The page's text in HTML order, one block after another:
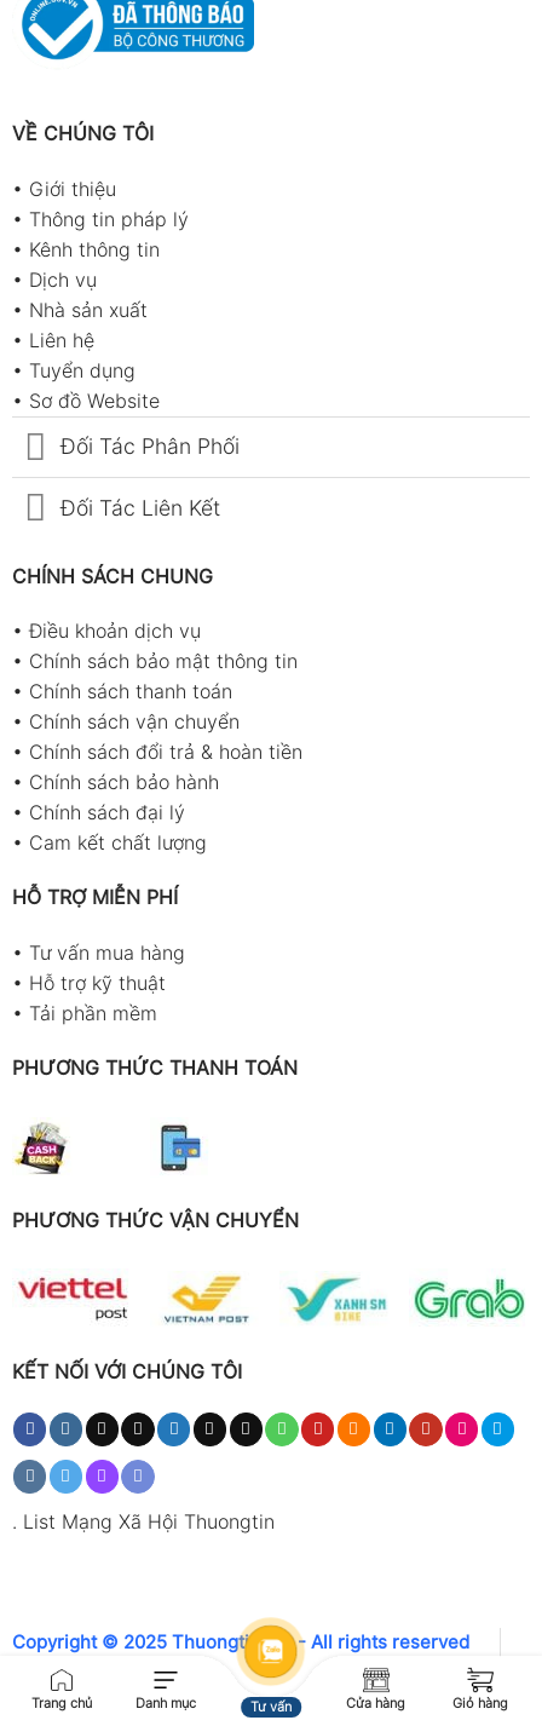
VỀ CHÚNG TÔI
• Giới thiệu
• Thông tin pháp lý
• Kênh thông tin
• Dịch vụ
• Nhà sản xuất
• Liên hệ
• Tuyển dụng
• Sơ đồ Website
Đối Tác Phân Phối
Đối Tác Liên Kết
CHÍNH SÁCH CHUNG
•Điều khoản dịch vụ
• Chính sách bảo mật thông tin
• Chính sách thanh toán
• Chính sách vận chuyển
• Chính sách đổi trả & hoàn tiền
• Chính sách bảo hành
• Chính sách đại lý
• Cam kết chất lượng
HỖ TRỢ MIỄN PHÍ
• Tư vấn mua hàng
• Hỗ trợ kỹ thuật
• Tải phần mềm
PHƯƠNG THỨC THANH TOÁN
PHƯƠNG THỨC VẬN CHUYỂN
KẾT NỐI VỚI CHÚNG TÔI
. List Mạng Xã Hội Thuongtin
Copyright © 2025 Thuongtin.net - All rights reserved
Trang chủ Danh mục Tư vấn Cửa hàng Giỏ hàng